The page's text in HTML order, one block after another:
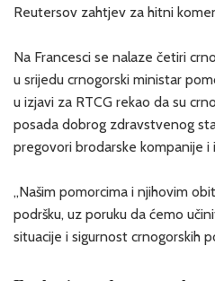
Reutersov zahtjev za hitni
Na Francesci se nalaze četiri
u srijedu crnogorski ministar
u izjavi za RTCG rekao da su
posada dobrog zdravstvenog
pregovori brodarske kompanije i
„Našim pomorcima i njihovim
podršku, uz poruku da ćemo
situacije i sigurnost crnogorskih